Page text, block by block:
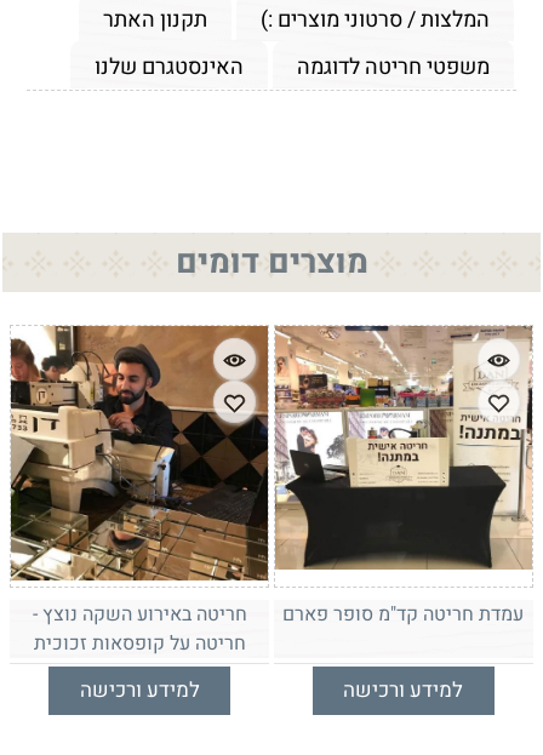
המלצות / סרטוני מוצרים :)
תקנון האתר
משפטי חריטה לדוגמה
האינסטגרם שלנו
מוצרים דומים
עמדת חריטה קד"מ סופר פארם
למידע ורכישה
חריטה באירוע השקה נוצץ -
חריטה על קופסאות זכוכית
למידע ורכישה